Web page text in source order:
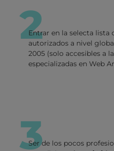
2
Entrar en la selecta lista
autorizados a nivel
2005 (solo accesibles a
especializadas en Web
3
Ser de los pocos